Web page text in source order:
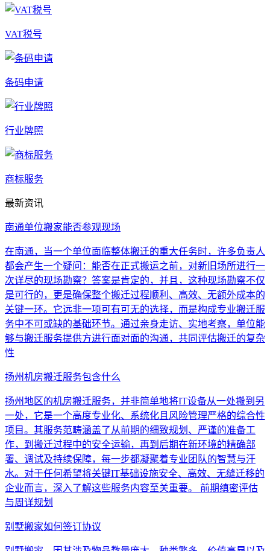
VAT税号
条码申请
行业牌照
商标服务
最新资讯
南通单位搬家能否参观现场
在南通，当一个单位面临整体搬迁的重大任务时，许多负责人
都会产生一个疑问：能否在正式搬运之前，对新旧场所进行一
次详尽的现场勘察？答案是肯定的，并且，这种现场勘察不仅
是可行的，更是确保整个搬迁过程顺利、高效、无额外成本的
关键一环。它远非一项可有可无的选择，而是构成专业搬迁服
务中不可或缺的基础环节。通过亲身走访、实地考察，单位能
够与搬迁服务提供方进行面对面的沟通，共同评估搬迁的复杂
性
扬州机房搬迁服务包含什么
扬州地区的机房搬迁服务，并非简单地将IT设备从一处搬到另
一处，它是一个高度专业化、系统化且风险管理严格的综合性
项目。其服务范畴涵盖了从前期的细致规划、严谨的准备工
作，到搬迁过程中的安全运输，再到后期在新环境的精确部
署、调试及持续保障，每一步都凝聚着专业团队的智慧与汗
水。对于任何希望将关键IT基础设施安全、高效、无缝迁移的
企业而言，深入了解这些服务内容至关重要。 前期缜密评估
与周详规划
别墅搬家如何签订协议